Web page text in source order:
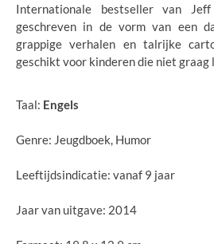
Internationale bestseller van
geschreven in de vorm van een
grappige verhalen en talrijke
geschikt voor kinderen die niet graag
Taal: Engels
Genre: Jeugdboek, Humor
Leeftijdsindicatie: vanaf 9 jaar
Jaar van uitgave: 2014